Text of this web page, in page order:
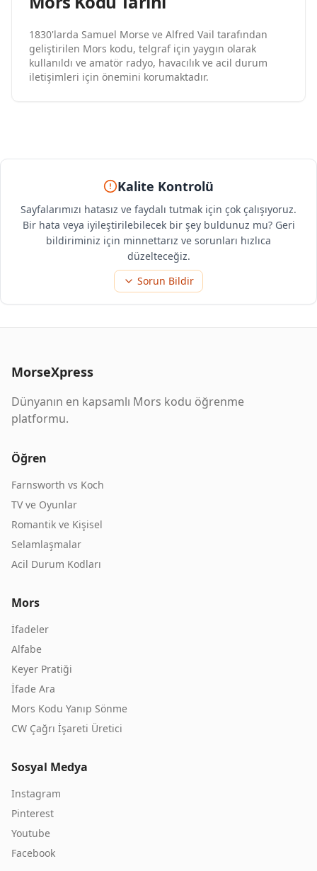
1830'larda Samuel Morse ve Alfred Vail tarafından
geliştirilen Mors kodu, telgraf için yaygın olarak
kullanıldı ve amatör radyo, havacılık ve acil durum
iletişimleri için önemini korumaktadır.
Kalite Kontrolü
Sayfalarımızı hatasız ve faydalı tutmak için çok çalışıyoruz.
Bir hata veya iyileştirilebilecek bir şey buldunuz mu? Geri
bildiriminiz için minnettarız ve sorunları hızlıca
düzelteceğiz.
Sorun Bildir
MorseXpress
Dünyanın en kapsamlı Mors kodu öğrenme
platformu.
Öğren
Farnsworth vs Koch
TV ve Oyunlar
Romantik ve Kişisel
Selamlaşmalar
Acil Durum Kodları
Mors
İfadeler
Alfabe
Keyer Pratiği
İfade Ara
Mors Kodu Yanıp Sönme
CW Çağrı İşareti Üretici
Sosyal Medya
Instagram
Pinterest
Youtube
Facebook